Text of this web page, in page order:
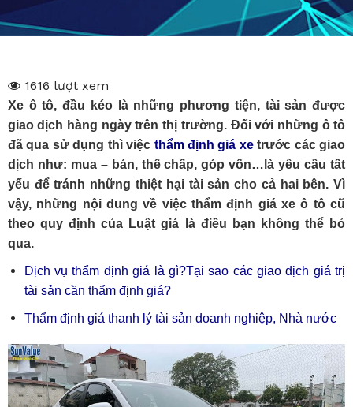
1616 lượt xem
Xe ô tô, đầu kéo là những phương tiện, tài sản được
giao dịch hàng ngày trên thị trường. Đối với những ô tô
đã qua sử dụng thì việc thẩm định giá xetrước các giao
dịch như: mua – bán, thế chấp, góp vốn…là yêu cầu tất
yếu để tránh những thiệt hại tài sản cho cả hai bên. Vì
vậy, những nội dung về việc thẩm định giá xe ô tô cũ
theo quy định của Luật giá là điều bạn không thể bỏ
qua.
Dịch vụ thẩm định giá là gì?Tại sao các giao dịch giá trị
tài sản cần thẩm định giá?
Thẩm định giá thanh lý tài sản doanh nghiệp, Nhà nước